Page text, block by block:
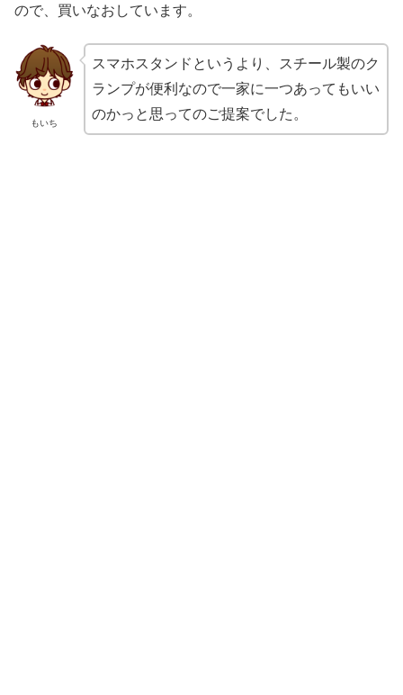
ので、買いなおしています。
もいち
スマホスタンドというより、スチール製のク
ランプが便利なので一家に一つあってもいい
のかっと思ってのご提案でした。